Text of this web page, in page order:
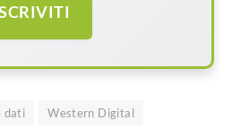
dati Western Digital